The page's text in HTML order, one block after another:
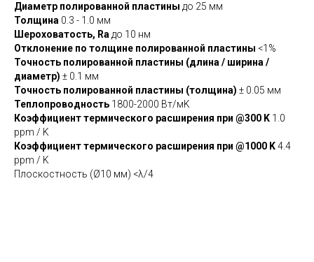
Диаметр полированной пластины до 25 мм
Толщина 0.3 - 1.0 мм
Шероховатость, Ra до 10 нм
Отклонение по толщине полированной пластины <1%
Точность полированной пластины (длина / ширина /
диаметр) ± 0.1 мм
Точность полированной пластины (толщина) ± 0.05 мм
Теплопроводность 1800-2000 Вт/мK
Коэффициент термического расширения при @300 K 1.0
ppm / K
Коэффициент термического расширения при @1000 K4.4
ppm / K
Плоскостность (Ø10 мм) <λ/4